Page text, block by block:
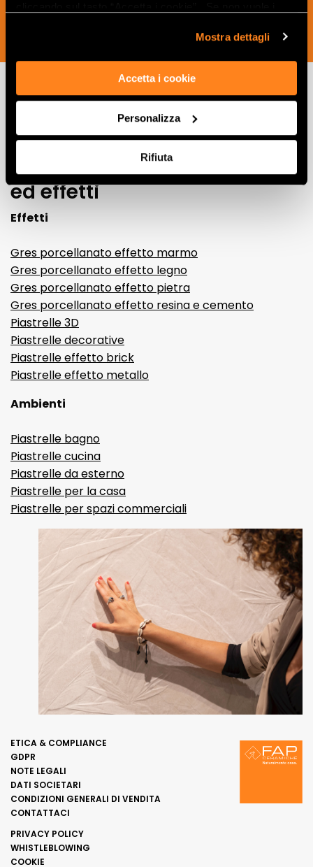
Mostra dettagli
Accetta i cookie
Personalizza
Rifiuta
ispirare
da ambienti
ed effetti
Effetti
Gres porcellanato effetto marmo
Gres porcellanato effetto legno
Gres porcellanato effetto pietra
Gres porcellanato effetto resina e cemento
Piastrelle 3D
Piastrelle decorative
Piastrelle effetto brick
Piastrelle effetto metallo
Ambienti
Piastrelle bagno
Piastrelle cucina
Piastrelle da esterno
Piastrelle per la casa
Piastrelle per spazi commerciali
ETICA & COMPLIANCE
GDPR
NOTE LEGALI
DATI SOCIETARI
CONDIZIONI GENERALI DI VENDITA
CONTATTACI
PRIVACY POLICY
WHISTLEBLOWING
COOKIE